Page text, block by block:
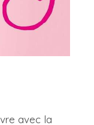
avec la